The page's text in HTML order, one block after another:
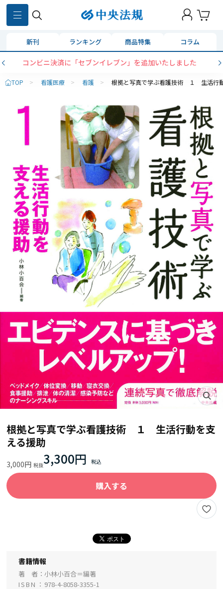
新刊 ランキング 商品特集 コラム
コンビニ決済に「セブンイレブン」を追加いたしました
TOP > 看護医療 > 看護 > 根拠と写真で学ぶ看護技術 １ 生活行
根拠と写真で学ぶ看護技術 １ 生活行動を支
える援助
3,000円 3,300円
購入する
書籍情報
著 者
小林小百合＝編著
ISBN
978-4-8058-3355-1